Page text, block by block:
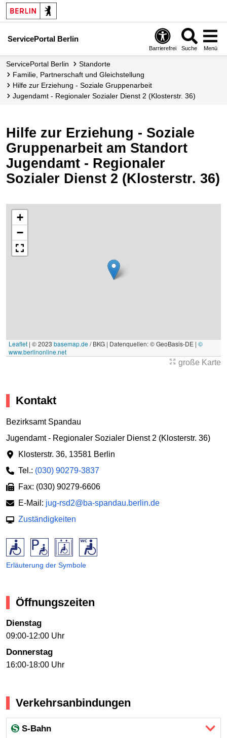
ServicePortal Berlin
Barrierefrei Suche Menü
ServicePortal Berlin
Standorte
Familie, Partnerschaft und Gleichstellung
Hilfe zur Erziehung - Soziale Gruppenarbeit
Jugendamt - Regionaler Sozialer Dienst 2 (Klosterstr. 36)
Hilfe zur Erziehung - Soziale
Gruppenarbeit am Standort
Jugendamt - Regionaler
Sozialer Dienst 2 (Klosterstr. 36)
+
−
Leaflet | © 2023 basemap.de/ BKG | Datenquellen: © GeoBasis-DE | ©
www.berlinonline.net
große Karte
Kontakt
Bezirksamt Spandau
Jugendamt - Regionaler Sozialer Dienst 2 (Klosterstr. 36)
Klosterstr. 36, 13581 Berlin
Tel.: (030) 90279-3837
Fax: (030) 90279-6606
E-Mail: jug-rsd2@ba-spandau.berlin.de
Zuständigkeiten
Erläuterung der Symbole
Öffnungszeiten
Dienstag
09:00-12:00 Uhr
Donnerstag
16:00-18:00 Uhr
Verkehrsanbindungen
S-Bahn